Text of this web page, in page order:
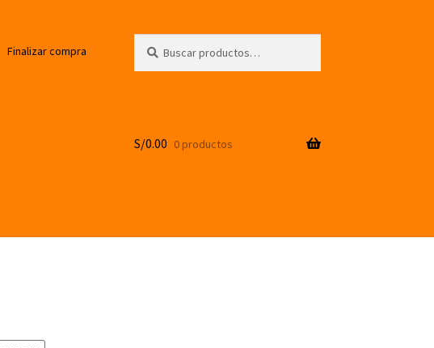
Finalizar compra
por:
S/0.00 0 productos